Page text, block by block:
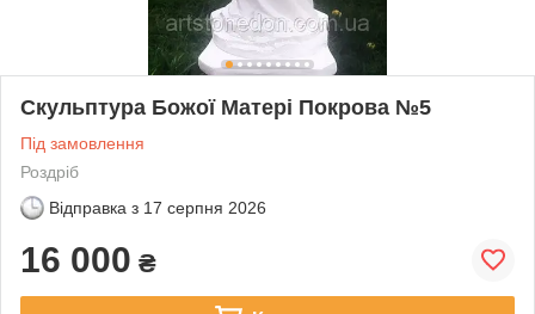
Скульптура Божої Матері Покрова №5
Під замовлення
Роздріб
Відправка з 17 серпня 2026
16 000 ₴